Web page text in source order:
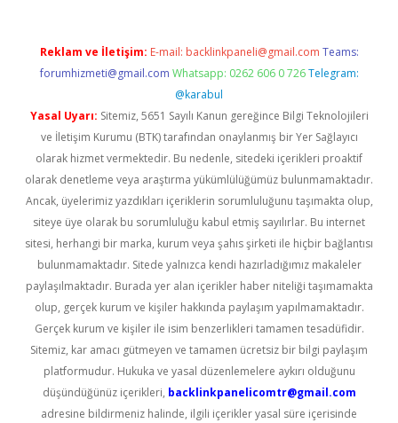
Reklam ve İletişim: E-mail: backlinkpaneli@gmail.com Teams:
forumhizmeti@gmail.com Whatsapp: 0262 606 0 726 Telegram:
@karabul
Yasal Uyarı: Sitemiz, 5651 Sayılı Kanun gereğince Bilgi Teknolojileri
ve İletişim Kurumu (BTK) tarafından onaylanmış bir Yer Sağlayıcı
olarak hizmet vermektedir. Bu nedenle, sitedeki içerikleri proaktif
olarak denetleme veya araştırma yükümlülüğümüz bulunmamaktadır.
Ancak, üyelerimiz yazdıkları içeriklerin sorumluluğunu taşımakta olup,
siteye üye olarak bu sorumluluğu kabul etmiş sayılırlar. Bu internet
sitesi, herhangi bir marka, kurum veya şahıs şirketi ile hiçbir bağlantısı
bulunmamaktadır. Sitede yalnızca kendi hazırladığımız makaleler
paylaşılmaktadır. Burada yer alan içerikler haber niteliği taşımamakta
olup, gerçek kurum ve kişiler hakkında paylaşım yapılmamaktadır.
Gerçek kurum ve kişiler ile isim benzerlikleri tamamen tesadüfidir.
Sitemiz, kar amacı gütmeyen ve tamamen ücretsiz bir bilgi paylaşım
platformudur. Hukuka ve yasal düzenlemelere aykırı olduğunu
düşündüğünüz içerikleri, backlinkpanelicomtr@gmail.com
adresine bildirmeniz halinde, ilgili içerikler yasal süre içerisinde